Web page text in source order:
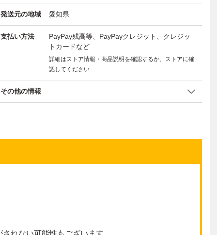
発送元の地域 愛知県
支払い方法
PayPay残高等、PayPayクレジット、クレジッ
トカードなど
詳細はストア情報・商品説明を確認するか、ストアに確
認してください
その他の情報